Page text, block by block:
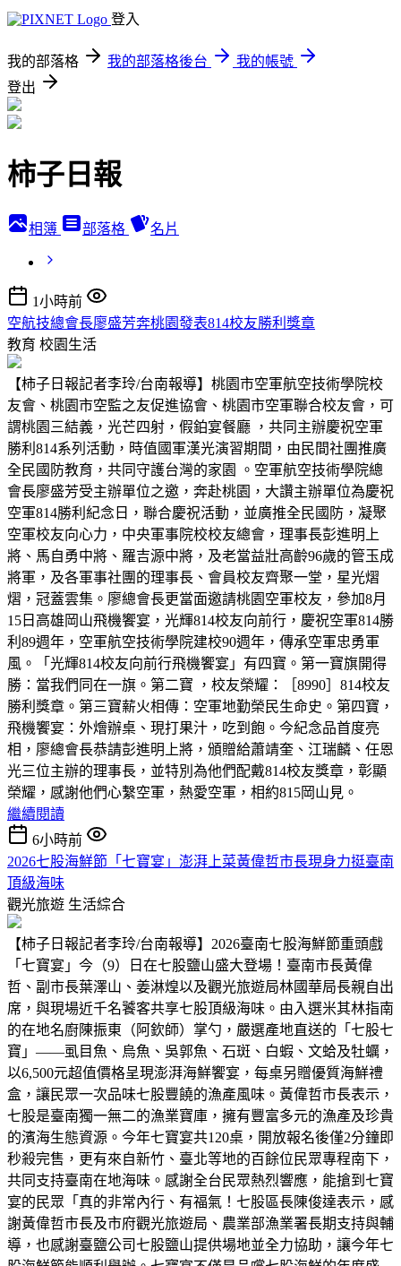
登入
我的部落格 我的部落格後台
我的帳號
登出
柿子日報
相簿 部落格 名片
1小時前
空航技總會長廖盛芳奔桃園發表814校友勝利獎章
教育 校園生活
【柿子日報記者李玲/台南報導】桃園市空軍航空技術學院校
友會、桃園市空監之友促進協會、桃園市空軍聯合校友會，可
謂桃園三結義，光芒四射，假鉑宴餐廳 ，共同主辦慶祝空軍
勝利814系列活動，時值國軍漢光演習期間，由民間社團推廣
全民國防教育，共同守護台灣的家園 。空軍航空技術學院總
會長廖盛芳受主辦單位之邀，奔赴桃園，大讚主辦單位為慶祝
空軍814勝利紀念日，聯合慶祝活動，並廣推全民國防，凝聚
空軍校友向心力，中央軍事院校校友總會，理事長彭進明上
將、馬自勇中將、羅吉源中將，及老當益壯高齡96歲的管玉成
將軍，及各軍事社團的理事長、會員校友齊聚一堂，星光熠
熠，冠蓋雲集。廖總會長更當面邀請桃園空軍校友，參加8月
15日高雄岡山飛機饗宴，光輝814校友向前行，慶祝空軍814勝
利89週年，空軍航空技術學院建校90週年，傳承空軍忠勇軍
風。「光輝814校友向前行飛機饗宴」有四寶。第一寶旗開得
勝：當我們同在一旗。第二寶 ，校友榮耀：［8990］814校友
勝利獎章。第三寶薪火相傳：空軍地勤榮民生命史。第四寶，
飛機饗宴：外燴辦桌、現打果汁，吃到飽。今紀念品首度亮
相，廖總會長恭請彭進明上將，頒贈給蕭靖奎、江瑞麟、任恩
光三位主辦的理事長，並特別為他們配戴814校友獎章，彰顯
榮耀，感謝他們心繫空軍，熱愛空軍，相約815岡山見。
繼續閱讀
6小時前
2026七股海鮮節「七寶宴」澎湃上菜黃偉哲市長現身力挺臺南
頂級海味
觀光旅遊 生活綜合
【柿子日報記者李玲/台南報導】2026臺南七股海鮮節重頭戲
「七寶宴」今（9）日在七股鹽山盛大登場！臺南市長黃偉
哲、副市長葉澤山、姜淋煌以及觀光旅遊局林國華局長親自出
席，與現場近千名饕客共享七股頂級海味。由入選米其林指南
的在地名廚陳振東（阿欽師）掌勺，嚴選產地直送的「七股七
寶」——虱目魚、烏魚、吳郭魚、石斑、白蝦、文蛤及牡蠣，
以6,500元超值價格呈現澎湃海鮮饗宴，每桌另贈優質海鮮禮
盒，讓民眾一次品味七股豐饒的漁產風味。黃偉哲市長表示，
七股是臺南獨一無二的漁業寶庫，擁有豐富多元的漁產及珍貴
的濱海生態資源。今年七寶宴共120桌，開放報名後僅2分鐘即
秒殺完售，更有來自新竹、臺北等地的百餘位民眾專程南下，
共同支持臺南在地海味。感謝全台民眾熱烈響應，能搶到七寶
宴的民眾「真的非常內行、有福氣！七股區長陳俊達表示，感
謝黃偉哲市長及市府觀光旅遊局、農業部漁業署長期支持與輔
導，也感謝臺鹽公司七股鹽山提供場地並全力協助，讓今年七